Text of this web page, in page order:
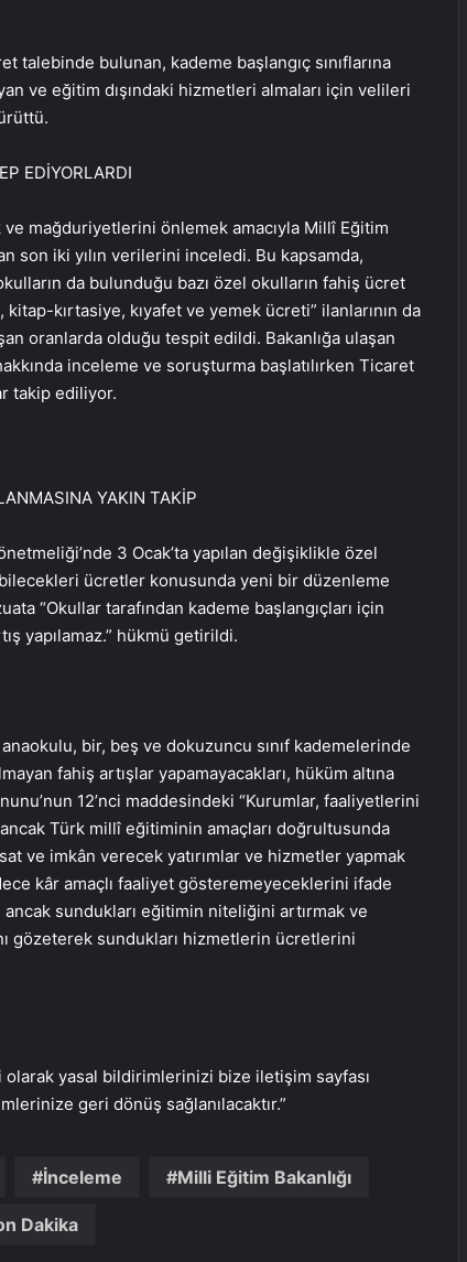
talebinde bulunan, kademe başlangıç sınıflarına
ve eğitim dışındaki hizmetleri almaları için velileri
EDİYORLARDI
ve mağduriyetlerini önlemek amacıyla Millî Eğitim
son iki yılın verilerini inceledi. Bu kapsamda,
da bulunduğu bazı özel okulların fahiş ücret
kırtasiye, kıyafet ve yemek ücreti” ilanlarının da
oranlarda olduğu tespit edildi. Bakanlığa ulaşan
inceleme ve soruşturma başlatılırken Ticaret
takip ediliyor.
YAKIN TAKİP
3 Ocak’ta yapılan değişiklikle özel
ücretler konusunda yeni bir düzenleme
“Okullar tarafından kademe başlangıçları için
yapılamaz.” hükmü getirildi.
bir, beş ve dokuzuncu sınıf kademelerinde
fahiş artışlar yapamayacakları, hüküm altına
12’nci maddesindeki “Kurumlar, faaliyetlerini
Türk millî eğitiminin amaçları doğrultusunda
ve imkân verecek yatırımlar ve hizmetler yapmak
kâr amaçlı faaliyet gösteremeyeceklerini ifade
ancak sundukları eğitimin niteliğini artırmak ve
gözeterek sundukları hizmetlerin ücretlerini
yasal bildirimlerinizi bize iletişim sayfası
geri dönüş sağlanılacaktır.”
İnceleme Milli Eğitim Bakanlığı
Dakika
Serjoy : Dijital Medya Ajansı, Google